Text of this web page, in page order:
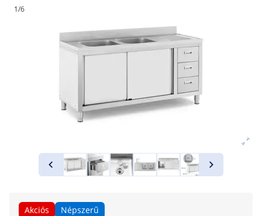
1/6
Akciós Népszerű